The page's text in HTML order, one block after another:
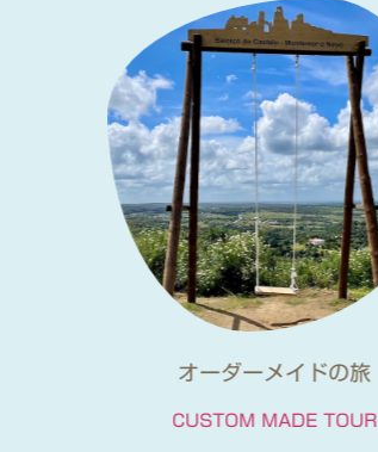
オーダーメイドの旅
CUSTOM MADE TOUR